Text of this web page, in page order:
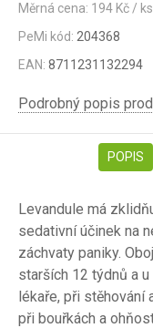
Měrná cena: 194 Kč / ks.
PeMi kód: 204368
EAN: 8711231132294
Podrobný popis
POPIS
Levandule má
sedativní účinek na
záchvaty paniky.
starších 12 týdnů a
lékaře, při stěhování
při bouřkách a